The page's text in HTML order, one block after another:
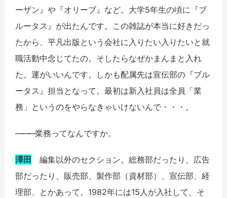
ーザン』や『オリーブ』など。大学5年生の頃に『ブ
ルータス』が出たんです。この雑誌が本当に好きだっ
たから、平凡出版という会社に入りたい入りたいと就
職活動中念じてたの。そしたらなぜかまんまと入れ
た。運がいいんです。しかも配属先は宣伝部の『ブル
ータス』担当となって。最初は新入社員は全員「業
務」というのをやらなきゃいけないんで・・・。
―――業務ってなんですか。
澤田
編集以外のセクション。総務部だったり、広告
部だったり、販売部、製作部（資材部）、宣伝部、経
理部、とかあって。1982年には15人が入社して、そ